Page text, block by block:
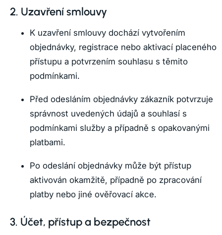
2. Uzavření smlouvy
K uzavření smlouvy dochází vytvořením
objednávky, registrace nebo aktivací placeného
přístupu a potvrzením souhlasu s těmito
podmínkami.
Před odesláním objednávky zákazník potvrzuje
správnost uvedených údajů a souhlasí s
podmínkami služby a případně s opakovanými
platbami.
Po odeslání objednávky může být přístup
aktivován okamžitě, případně po zpracování
platby nebo jiné ověřovací akce.
3. Účet, přístup a bezpečnost